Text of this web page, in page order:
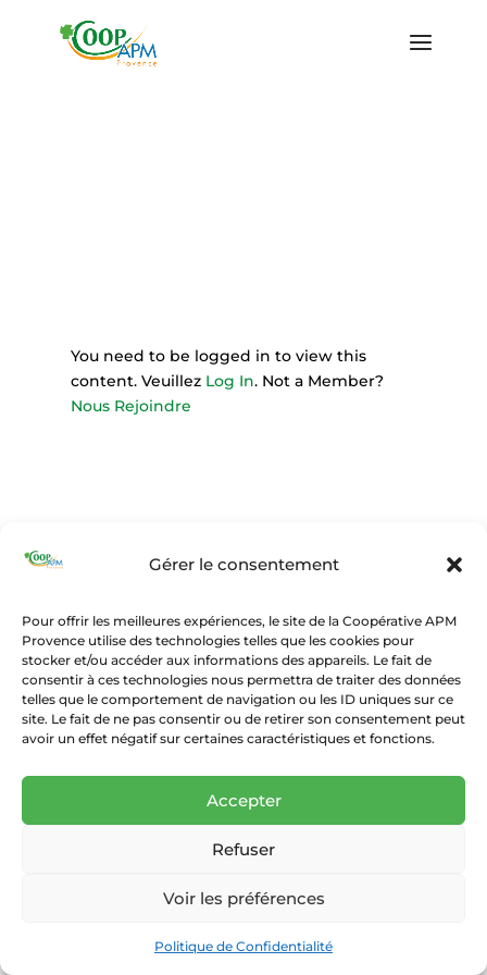
Gérer le consentement
Pour offrir les meilleures expériences, le site de la Coopérative APM
Provence utilise des technologies telles que les cookies pour
stocker et/ou accéder aux informations des appareils. Le fait de
consentir à ces technologies nous permettra de traiter des données
telles que le comportement de navigation ou les ID uniques sur ce
site. Le fait de ne pas consentir ou de retirer son consentement peut
avoir un effet négatif sur certaines caractéristiques et fonctions.
Accepter
Refuser
Voir les préférences
Politique de Confidentialité
You need to be logged in to view this
content. Veuillez Log In. Not a Member?
Nous Rejoindre